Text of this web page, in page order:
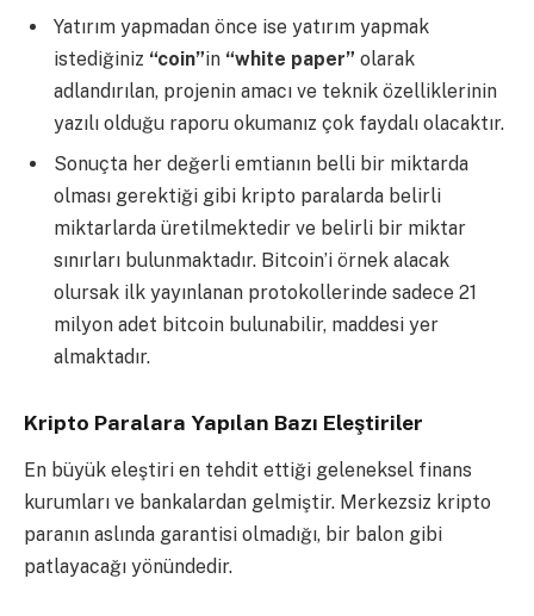
Yatırım yapmadan önce ise yatırım yapmak
istediğiniz “coin”in “white paper” olarak
adlandırılan, projenin amacı ve teknik özelliklerinin
yazılı olduğu raporu okumanız çok faydalı olacaktır.
Sonuçta her değerli emtianın belli bir miktarda
olması gerektiği gibi kripto paralarda belirli
miktarlarda üretilmektedir ve belirli bir miktar
sınırları bulunmaktadır. Bitcoin’i örnek alacak
olursak ilk yayınlanan protokollerinde sadece 21
milyon adet bitcoin bulunabilir, maddesi yer
almaktadır.
Kripto Paralara Yapılan Bazı Eleştiriler
En büyük eleştiri en tehdit ettiği geleneksel finans
kurumları ve bankalardan gelmiştir. Merkezsiz kripto
paranın aslında garantisi olmadığı, bir balon gibi
patlayacağı yönündedir.